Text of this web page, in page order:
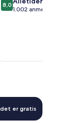
ud
8,0
1.002 anmeldelser
er gratis